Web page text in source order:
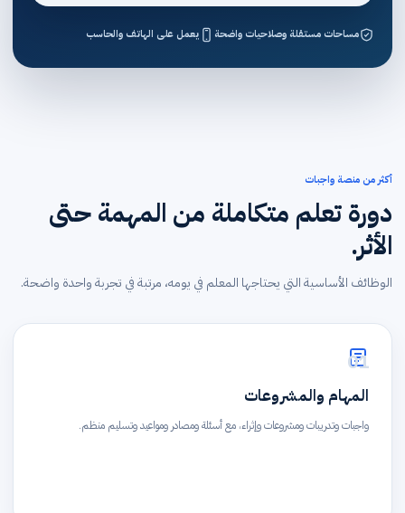
مساحات مستقلة وصلاحيات واضحة يعمل على الهاتف والحاسب
أكثر من منصة واجبات
دورة تعلم متكاملة من المهمة حتى
الأثر.
الوظائف الأساسية التي يحتاجها المعلم في يومه، مرتبة في تجربة واحدة واضحة.
01
المهام والمشروعات
واجبات وتدريبات ومشروعات وإثراء، مع أسئلة ومصادر ومواعيد وتسليم منظم.